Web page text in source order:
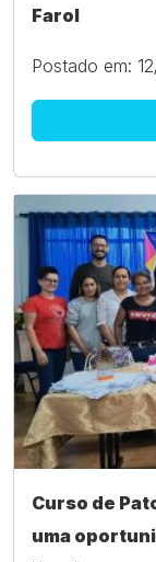
Farol
Postado em:
Curso de
uma